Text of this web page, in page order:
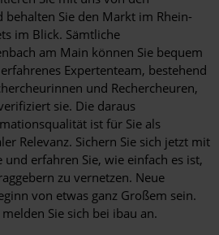
Sie den Markt im Rhein-
im Blick. Sämtliche
am Main können Sie bequem
Expertenteam, bestehend
und Rechercheuren,
sie. Die daraus
ist für Sie als
Relevanz. Sichern Sie sich jetzt mit
erfahren Sie, wie einfach es ist,
zu vernetzen. Neue
von etwas ganz Großem sein.
Sie sich bei ibau an.